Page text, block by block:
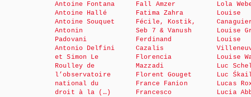
Antoine Fontana
Antoine Hallé
Antoine Souquet
Antonin
Padovani
Antonio Delfini
et Simon Le
Roulley de
l’observatoire
national du
droit à la (…)
Fall Amzer
Fatima Zahra
Fécile, Kostik,
Seb 7 & Vanush
Ferdinand
Cazalis
Florencia
Mazzadi
Florent Gouget
France Fanion
Francesco
Lola
Louise
Louise
Louise
Louise
Luc
Luc
Lucas
Lucia